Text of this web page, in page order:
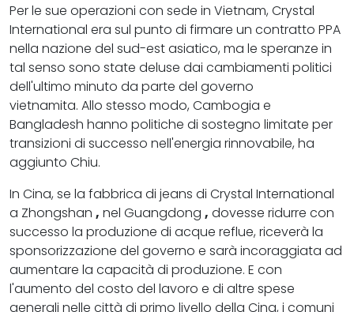
Per le sue operazioni con sede in Vietnam, Crystal
International era sul punto di firmare un contratto PPA
nella nazione del sud-est asiatico, ma le speranze in
tal senso sono state deluse dai cambiamenti politici
dell'ultimo minuto da parte del governo
vietnamita. Allo stesso modo, Cambogia e
Bangladesh hanno politiche di sostegno limitate per
transizioni di successo nell'energia rinnovabile, ha
aggiunto Chiu.
In Cina, se la fabbrica di jeans di Crystal International
a Zhongshan , nel Guangdong , dovesse ridurre con
successo la produzione di acque reflue, riceverà la
sponsorizzazione del governo e sarà incoraggiata ad
aumentare la capacità di produzione. E con
l'aumento del costo del lavoro e di altre spese
generali nelle città di primo livello della Cina, i comuni